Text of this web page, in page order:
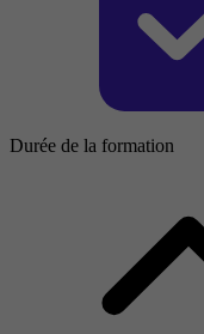
Durée de la formation